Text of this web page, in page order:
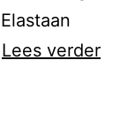
Lees verder